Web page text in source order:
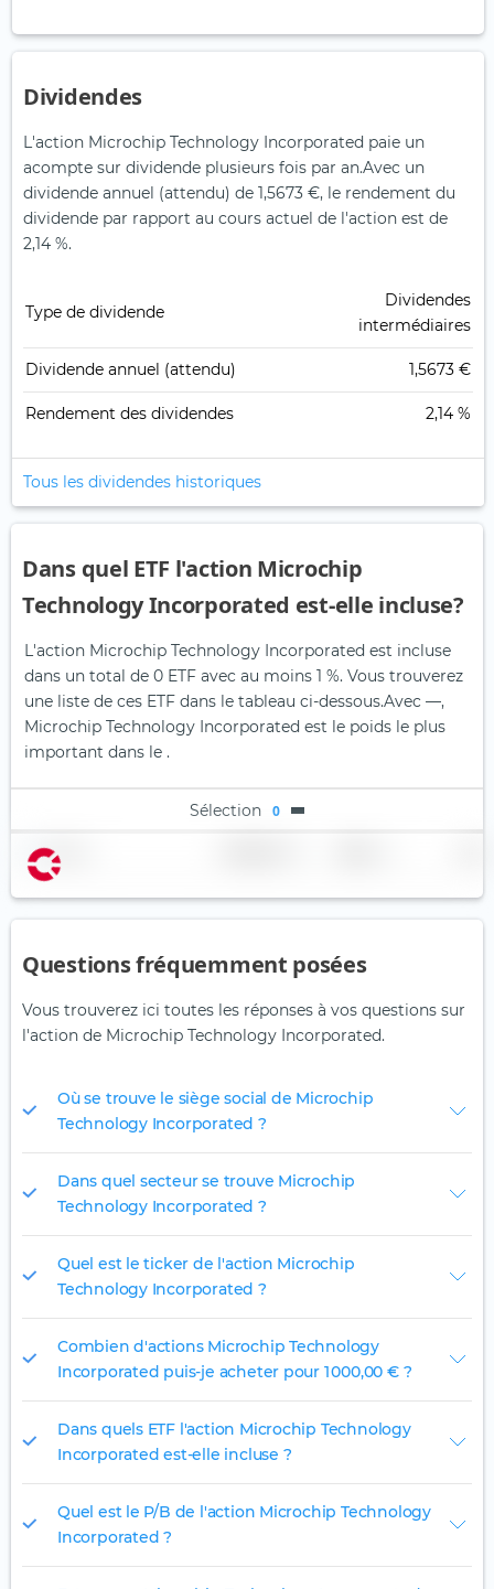
Dividendes
L'action Microchip Technology Incorporated paie un
acompte sur dividende plusieurs fois par an.Avec un
dividende annuel (attendu) de 1,5673 €, le rendement du
dividende par rapport au cours actuel de l'action est de
2,14 %.
Type de dividende
Dividendes
intermédiaires
Dividende annuel (attendu) 1,5673 €
Rendement des dividendes 2,14 %
Tous les dividendes historiques
Dans quel ETF l'action Microchip
Technology Incorporated est-elle incluse?
L'action Microchip Technology Incorporated est incluse
dans un total de 0 ETF avec au moins 1 %. Vous trouverez
une liste de ces ETF dans le tableau ci-dessous.Avec —,
Microchip Technology Incorporated est le poids le plus
important dans le .
Sélection 0
Nom
Questions fréquemment posées
Vous trouverez ici toutes les réponses à vos questions sur
l'action de Microchip Technology Incorporated.
Où se trouve le siège social de Microchip
Technology Incorporated ?
Dans quel secteur se trouve Microchip
Technology Incorporated ?
Quel est le ticker de l'action Microchip
Technology Incorporated ?
Combien d'actions Microchip Technology
Incorporated puis-je acheter pour 1 000,00 € ?
Dans quels ETF l'action Microchip Technology
Incorporated est-elle incluse ?
Quel est le P/B de l'action Microchip Technology
Incorporated ?